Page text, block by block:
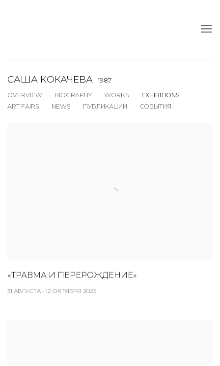
САША КОКАЧЕВА
1987
OVERVIEW
BIOGRAPHY WORKS
EXHIBITIONS
ART FAIRS
NEWS ПУБЛИКАЦИИ СОБЫТИЯ
«ТРАВМА И ПЕРЕРОЖДЕНИЕ»
31 АВГУСТА - 12 ОКТЯБРЯ 2025